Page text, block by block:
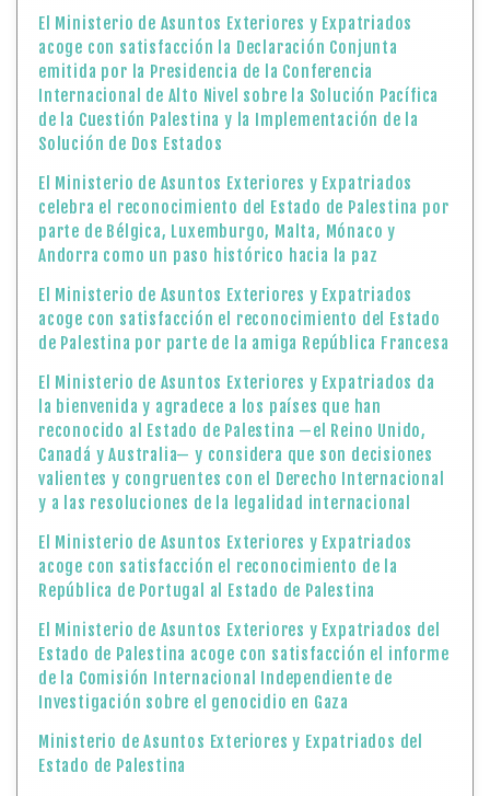
El Ministerio de Asuntos Exteriores y Expatriados
acoge con satisfacción la Declaración Conjunta
emitida por la Presidencia de la Conferencia
Internacional de Alto Nivel sobre la Solución Pacífica
de la Cuestión Palestina y la Implementación de la
Solución de Dos Estados
El Ministerio de Asuntos Exteriores y Expatriados
celebra el reconocimiento del Estado de Palestina por
parte de Bélgica, Luxemburgo, Malta, Mónaco y
Andorra como un paso histórico hacia la paz
El Ministerio de Asuntos Exteriores y Expatriados
acoge con satisfacción el reconocimiento del Estado
de Palestina por parte de la amiga República Francesa
El Ministerio de Asuntos Exteriores y Expatriados da
la bienvenida y agradece a los países que han
reconocido al Estado de Palestina —el Reino Unido,
Canadá y Australia— y considera que son decisiones
valientes y congruentes con el Derecho Internacional
y a las resoluciones de la legalidad internacional
El Ministerio de Asuntos Exteriores y Expatriados
acoge con satisfacción el reconocimiento de la
República de Portugal al Estado de Palestina
El Ministerio de Asuntos Exteriores y Expatriados del
Estado de Palestina acoge con satisfacción el informe
de la Comisión Internacional Independiente de
Investigación sobre el genocidio en Gaza
Ministerio de Asuntos Exteriores y Expatriados del
Estado de Palestina